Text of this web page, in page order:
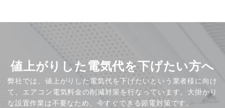
値上がりした電気代を下げたい方へ
弊社では、値上がりした電気代を下げたいという業者様に向け
て、エアコン電気料金の削減対策を行なっています。大掛かり
な設置作業は不要なため、今すぐできる節電対策です。